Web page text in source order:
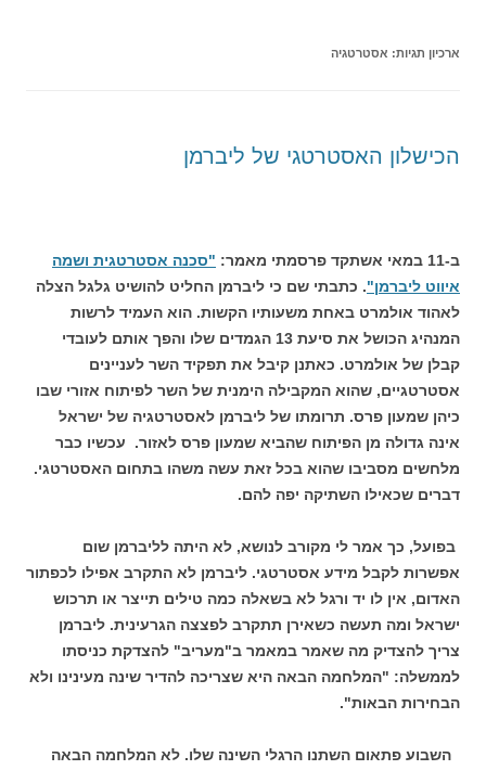
ארכיון תגיות: אסטרטגיה
הכישלון האסטרטגי של ליברמן
ב-11 במאי אשתקד פרסמתי מאמר:
"סכנה אסטרטגית ושמה
איווט ליברמן". כתבתי שם כי ליברמן החליט להושיט גלגל הצלה
לאהוד אולמרט באחת משעותיו הקשות. הוא העמיד לרשות
המנהיג הכושל את סיעת 13 הגמדים שלו והפך אותם לעובדי
קבלן של אולמרט. כאתנן קיבל את תפקיד השר לעניינים
אסטרטגיים, שהוא המקבילה הימנית של השר לפיתוח אזורי שבו
כיהן שמעון פרס. תרומתו של ליברמן לאסטרטגיה של ישראל
אינה גדולה מן הפיתוח שהביא שמעון פרס לאזור.
עכשיו כבר
מלחשים מסביבו שהוא בכל זאת עשה משהו בתחום האסטרטגי.
דברים שכאילו השתיקה יפה להם.
בפועל, כך אמר לי מקורב לנושא, לא היתה לליברמן שום
אפשרות לקבל מידע אסטרטגי. ליברמן לא התקרב אפילו לכפתור
האדום, אין לו יד ורגל לא בשאלה כמה טילים תייצר או תרכוש
ישראל ומה תעשה כשאירן תתקרב לפצצה הגרעינית. ליברמן
צריך להצדיק מה שאמר במאמר ב"מעריב" להצדקת כניסתו
לממשלה: "המלחמה הבאה היא שצריכה להדיר שינה מעינינו ולא
הבחירות הבאות".
השבוע פתאום השתנו הרגלי השינה שלו. לא המלחמה הבאה